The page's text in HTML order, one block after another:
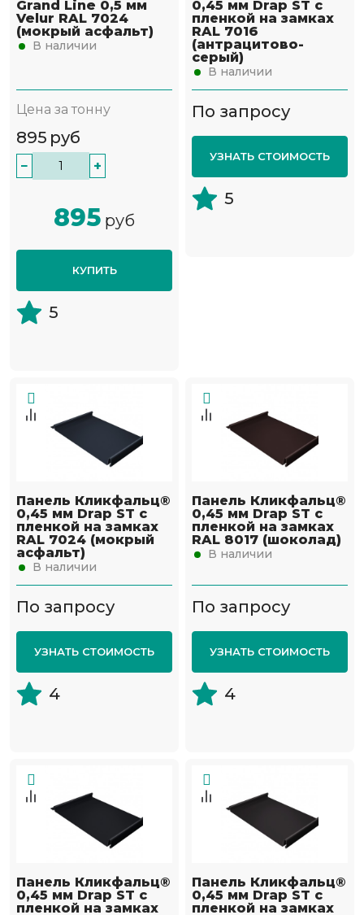
Grand Line 0,5 мм
Velur RAL 7024
(мокрый асфальт)
В наличии
Цена за тонну
895 руб
− +
895 руб
КУПИТЬ
5
0,45 мм Drap ST с
пленкой на замках
RAL 7016
(антрацитово-
серый)
В наличии
По запросу
УЗНАТЬ СТОИМОСТЬ
5
Панель Кликфальц®
0,45 мм Drap ST с
пленкой на замках
RAL 7024 (мокрый
асфальт)
В наличии
По запросу
УЗНАТЬ СТОИМОСТЬ
4
Панель Кликфальц®
0,45 мм Drap ST с
пленкой на замках
RAL 8017 (шоколад)
В наличии
По запросу
УЗНАТЬ СТОИМОСТЬ
4
Панель Кликфальц®
0,45 мм Drap ST с
пленкой на замках
Панель Кликфальц®
0,45 мм Drap ST с
пленкой на замках